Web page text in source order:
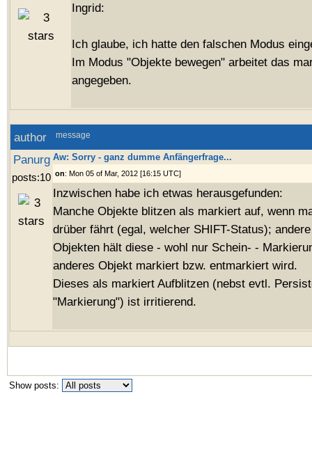
Ingrid:
Ich glaube, ich hatte den falschen Modus
Im Modus "Objekte bewegen" arbeitet das
angegeben.
author message
Panurg
posts:10
Aw: Sorry - ganz dumme Anfängerfrage...
on: Mon 05 of Mar, 2012 [16:15 UTC]
Inzwischen habe ich etwas herausgefunden:
Manche Objekte blitzen als markiert auf, wenn
drüber fährt (egal, welcher SHIFT-Status);
Objekten hält diese - wohl nur Schein- -
anderes Objekt markiert bzw. entmarkiert wird.
Dieses als markiert Aufblitzen (nebst evtl.
"Markierung") ist irritierend.
Show posts: